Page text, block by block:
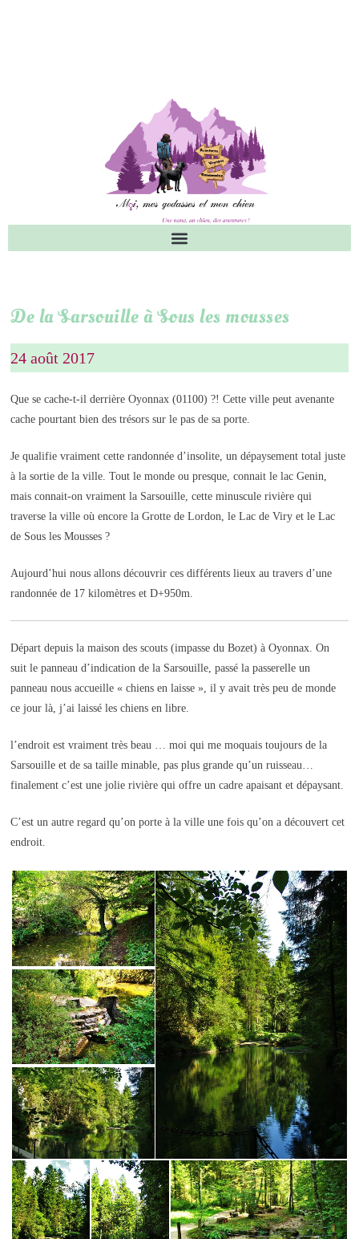
De la Sarsouille à Sous les mousses
24 août 2017
Que se cache-t-il derrière Oyonnax (01100) ?! Cette ville peut avenante
cache pourtant bien des trésors sur le pas de sa porte.
Je qualifie vraiment cette randonnée d’insolite, un dépaysement total juste
à la sortie de la ville. Tout le monde ou presque, connait le lac Genin,
mais connait-on vraiment la Sarsouille, cette minuscule rivière qui
traverse la ville où encore la Grotte de Lordon, le Lac de Viry et le Lac
de Sous les Mousses ?
Aujourd’hui nous allons découvrir ces différents lieux au travers d’une
randonnée de 17 kilomètres et D+950m.
Départ depuis la maison des scouts (impasse du Bozet) à Oyonnax. On
suit le panneau d’indication de la Sarsouille, passé la passerelle un
panneau nous accueille « chiens en laisse », il y avait très peu de monde
ce jour là, j’ai laissé les chiens en libre.
l’endroit est vraiment très beau … moi qui me moquais toujours de la
Sarsouille et de sa taille minable, pas plus grande qu’un ruisseau…
finalement c’est une jolie rivière qui offre un cadre apaisant et dépaysant.
C’est un autre regard qu’on porte à la ville une fois qu’on a découvert cet
endroit.